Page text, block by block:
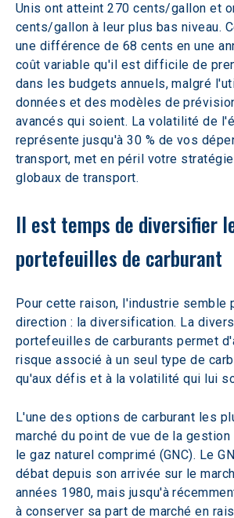
Unis ont atteint 270 cents/gallon et
cents/gallon à leur plus bas niveau.
une différence de 68 cents en une
coût variable qu'il est difficile de
dans les budgets annuels, malgré
données et des modèles de
avancés qui soient. La volatilité de
représente jusqu'à 30 % de vos
transport, met en péril votre
globaux de transport.
Il est temps de diversifier
portefeuilles de carburant
Pour cette raison, l'industrie semble
direction : la diversification. La
portefeuilles de carburants permet
risque associé à un seul type de
qu'aux défis et à la volatilité qui lui
L'une des options de carburant les
marché du point de vue de la
le gaz naturel comprimé (GNC). Le
débat depuis son arrivée sur le
années 1980, mais jusqu'à
à conserver sa part de marché en